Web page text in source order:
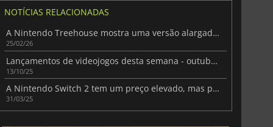
NOTÍCIAS RELACIONADAS
A Nintendo Treehouse mostra uma versão alargada do jogo Pokémon Pokopia
25/02/26
Lançamentos de videojogos desta semana - outubro de 2025 (Semana 42)
13/10/25
A Nintendo Switch 2 tem um preço elevado, mas promete um lançamento espetacular
31/03/25